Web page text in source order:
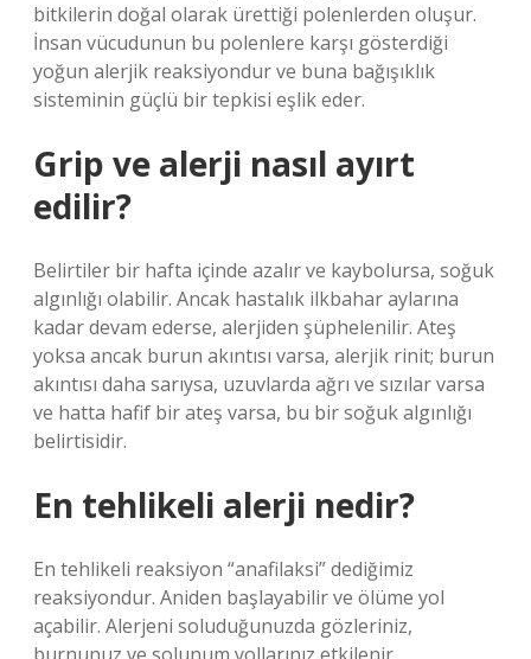
bitkilerin doğal olarak ürettiği polenlerden oluşur.
İnsan vücudunun bu polenlere karşı gösterdiği
yoğun alerjik reaksiyondur ve buna bağışıklık
sisteminin güçlü bir tepkisi eşlik eder.
Grip ve alerji nasıl ayırt
edilir?
Belirtiler bir hafta içinde azalır ve kaybolursa, soğuk
algınlığı olabilir. Ancak hastalık ilkbahar aylarına
kadar devam ederse, alerjiden şüphelenilir. Ateş
yoksa ancak burun akıntısı varsa, alerjik rinit; burun
akıntısı daha sarıysa, uzuvlarda ağrı ve sızılar varsa
ve hatta hafif bir ateş varsa, bu bir soğuk algınlığı
belirtisidir.
En tehlikeli alerji nedir?
En tehlikeli reaksiyon “anafilaksi” dediğimiz
reaksiyondur. Aniden başlayabilir ve ölüme yol
açabilir. Alerjeni soluduğunuzda gözleriniz,